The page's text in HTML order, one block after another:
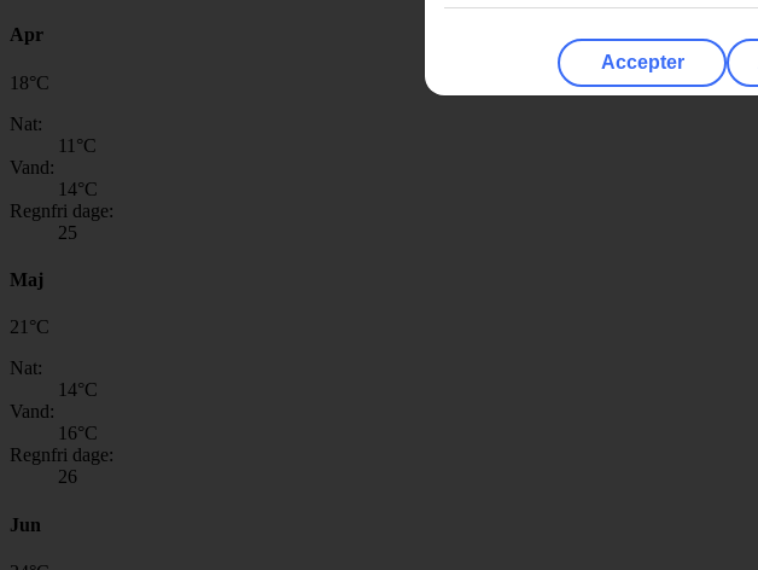
Apr
18°C
Nat:
11 °C
Vand:
14°C
Regnfri dage:
25
Maj
21 °C
Nat:
14°C
Vand:
16°C
Regnfri dage:
26
Jun
Accepter